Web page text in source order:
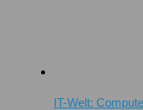
IT-Welt: